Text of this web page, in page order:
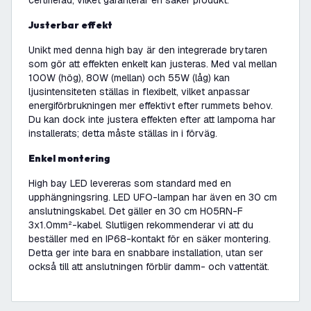
Justerbar effekt
Unikt med denna high bay är den integrerade brytaren
som gör att effekten enkelt kan justeras. Med val mellan
100W (hög), 80W (mellan) och 55W (låg) kan
ljusintensiteten ställas in flexibelt, vilket anpassar
energiförbrukningen mer effektivt efter rummets behov.
Du kan dock inte justera effekten efter att lamporna har
installerats; detta måste ställas in i förväg.
Enkel montering
High bay LED levereras som standard med en
upphängningsring. LED UFO-lampan har även en 30 cm
anslutningskabel. Det gäller en 30 cm H05RN-F
3x1.0mm²-kabel. Slutligen rekommenderar vi att du
beställer med en IP68-kontakt för en säker montering.
Detta ger inte bara en snabbare installation, utan ser
också till att anslutningen förblir damm- och vattentät.